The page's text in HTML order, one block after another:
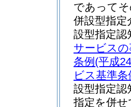
であって
併設型指定
設型指定認
サービス
条例 (平成
ビス基準
設型指定認
指定を併せ